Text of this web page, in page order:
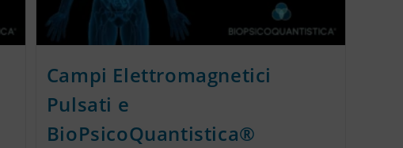
Campi Elettromagnetici
Pulsati e
BioPsicoQuantistica®